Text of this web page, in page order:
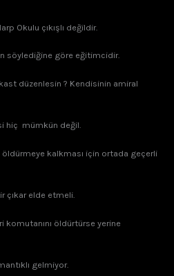
Okulu çıkışlı değildir.
söylediğine göre eğitimcidir.
düzenlesin ? Kendisinin amiral
hiç mümkün değil.
öldürmeye kalkması için ortada geçerli
çıkar elde etmeli.
komutanını öldürtürse yerine
gelmiyor.